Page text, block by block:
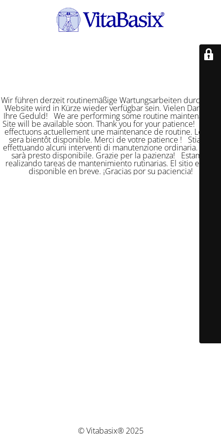
Wir führen derzeit routinemäßige Wartungsarbeiten durch. Die
Website wird in Kürze wieder verfügbar sein. Vielen Dank für
Ihre Geduld! We are performing some routine maintenance.
Site will be available soon. Thank you for your patience! Nous
effectuons actuellement une maintenance de routine. Le site
sera bientôt disponible. Merci de votre patience ! Stiamo
effettuando alcuni interventi di manutenzione ordinaria. Il sito
sarà presto disponibile. Grazie per la pazienza! Estamos
realizando tareas de mantenimiento rutinarias. El sitio estará
disponible en breve. ¡Gracias por su paciencia!
© Vitabasix® 2025